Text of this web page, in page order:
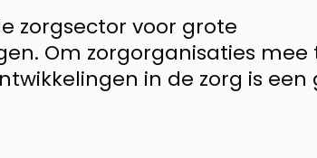
zorgsector voor grote
Om zorgorganisaties mee
in de zorg is een